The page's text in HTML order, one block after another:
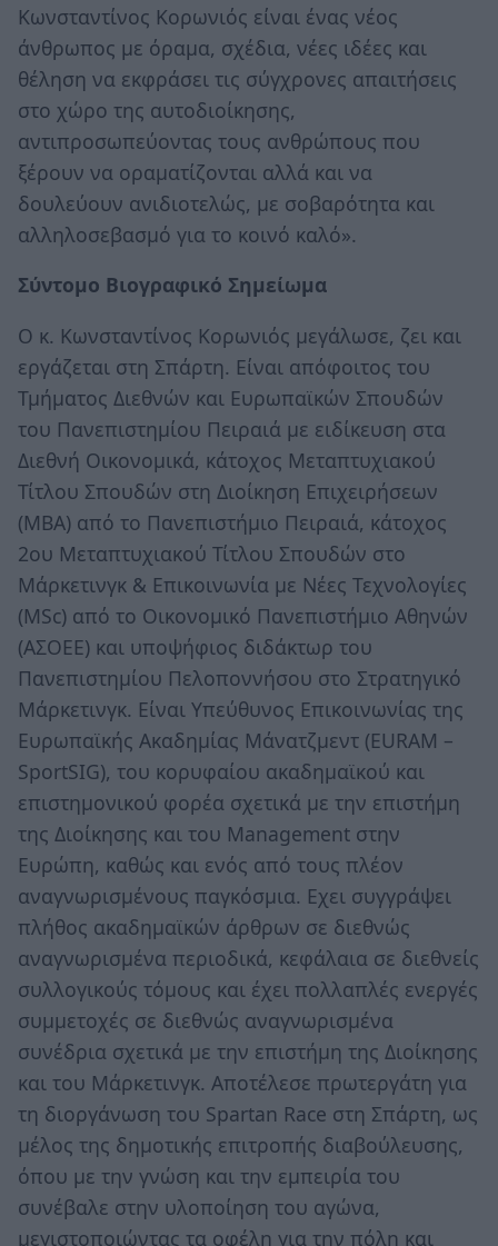
Κωνσταντίνος Κορωνιός είναι ένας νέος
άνθρωπος με όραμα, σχέδια, νέες ιδέες και
θέληση να εκφράσει τις σύγχρονες απαιτήσεις
στο χώρο της αυτοδιοίκησης,
αντιπροσωπεύοντας τους ανθρώπους που
ξέρουν να οραματίζονται αλλά και να
δουλεύουν ανιδιοτελώς, με σοβαρότητα και
αλληλοσεβασμό για το κοινό καλό».
Σύντομο Βιογραφικό Σημείωμα
Ο κ. Κωνσταντίνος Κορωνιός μεγάλωσε, ζει και
εργάζεται στη Σπάρτη. Είναι απόφοιτος του
Τμήματος Διεθνών και Ευρωπαϊκών Σπουδών
του Πανεπιστημίου Πειραιά με ειδίκευση στα
Διεθνή Οικονομικά, κάτοχος Μεταπτυχιακού
Τίτλου Σπουδών στη Διοίκηση Επιχειρήσεων
(ΜΒΑ) από το Πανεπιστήμιο Πειραιά, κάτοχος
2ου Μεταπτυχιακού Τίτλου Σπουδών στο
Μάρκετινγκ & Επικοινωνία με Νέες Τεχνολογίες
(ΜSc) από το Οικονομικό Πανεπιστήμιο Αθηνών
(ΑΣΟΕΕ) και υποψήφιος διδάκτωρ του
Πανεπιστημίου Πελοποννήσου στο Στρατηγικό
Μάρκετινγκ. Είναι Υπεύθυνος Επικοινωνίας της
Ευρωπαϊκής Ακαδημίας Μάνατζμεντ (EURAM –
SportSIG), του κορυφαίου ακαδημαϊκού και
επιστημονικού φορέα σχετικά με την επιστήμη
της Διοίκησης και του Μanagement στην
Ευρώπη, καθώς και ενός από τους πλέον
αναγνωρισμένους παγκόσμια. Εχει συγγράψει
πλήθος ακαδημαϊκών άρθρων σε διεθνώς
αναγνωρισμένα περιοδικά, κεφάλαια σε διεθνείς
συλλογικούς τόμους και έχει πολλαπλές ενεργές
συμμετοχές σε διεθνώς αναγνωρισμένα
συνέδρια σχετικά με την επιστήμη της Διοίκησης
και του Μάρκετινγκ. Αποτέλεσε πρωτεργάτη για
τη διοργάνωση του Spartan Race στη Σπάρτη, ως
μέλος της δημοτικής επιτροπής διαβούλευσης,
όπου με την γνώση και την εμπειρία του
συνέβαλε στην υλοποίηση του αγώνα,
μεγιστοποιώντας τα οφέλη για την πόλη και